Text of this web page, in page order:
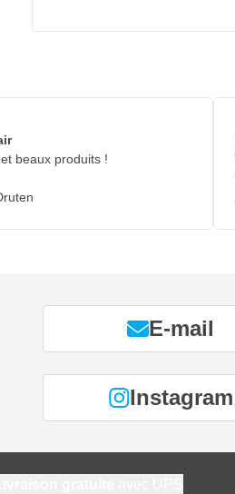
beaux produits !
E-mail
Instagram